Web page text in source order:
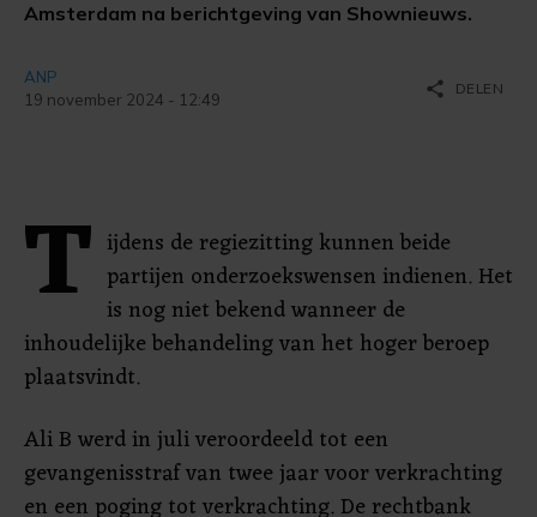
Amsterdam na berichtgeving van Shownieuws.
ANP
19 november 2024 - 12:49
share DELEN
T ijdens de regiezitting kunnen beide
partijen onderzoekswensen indienen. Het
is nog niet bekend wanneer de
inhoudelijke behandeling van het hoger beroep
plaatsvindt.
Ali B werd in juli veroordeeld tot een
gevangenisstraf van twee jaar voor verkrachting
en een poging tot verkrachting. De rechtbank